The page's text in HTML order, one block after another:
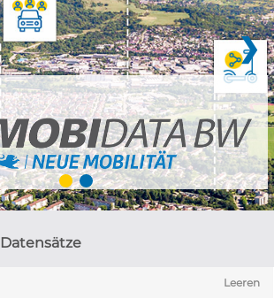
❯
Datensätze
Leeren